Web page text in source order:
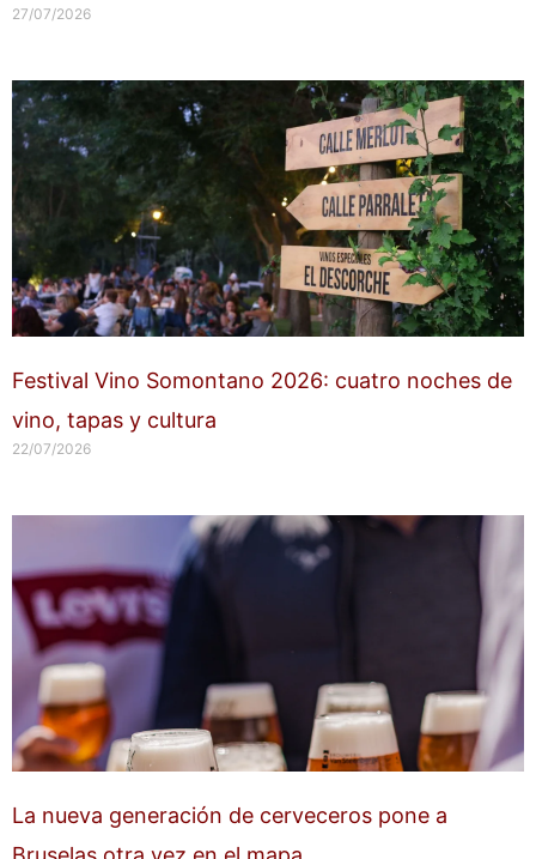
27/07/2026
Festival Vino Somontano 2026: cuatro noches de
vino, tapas y cultura
22/07/2026
La nueva generación de cerveceros pone a